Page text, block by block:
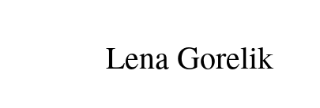
Lena Gorelik